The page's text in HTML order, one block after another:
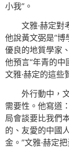
小我”。
文雅·赫定對
他說黃文弼是“博
優良的地質學家
他預言“年青的中
文雅·赫定的這些
外行動中，
需要性。他寫道
局會談要比我們
的、友愛的中國
金。”文雅·赫定